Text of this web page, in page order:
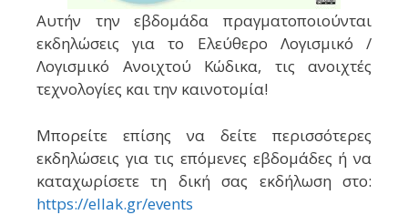
Αυτήν την εβδομάδα πραγματοποιούνται
εκδηλώσεις για το Ελεύθερο Λογισμικό /
Λογισμικό Ανοιχτού Κώδικα, τις ανοιχτές
τεχνολογίες και την καινοτομία!
Μπορείτε επίσης να δείτε περισσότερες
εκδηλώσεις για τις επόμενες εβδομάδες ή να
καταχωρίσετε τη δική σας εκδήλωση στο:
https://ellak.gr/events